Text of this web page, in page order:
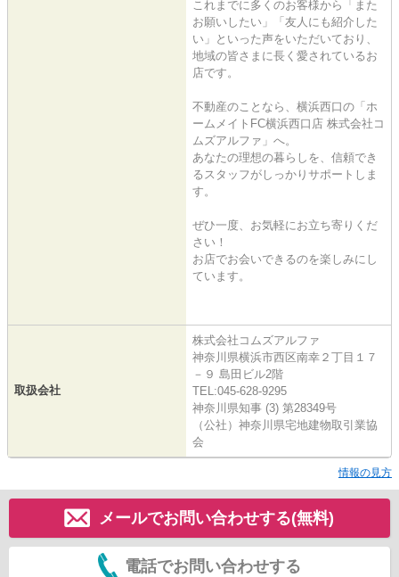
これまでに多くのお客様から「また
お願いしたい」「友人にも紹介した
い」といった声をいただいており、
地域の皆さまに長く愛されているお
店です。
不動産のことなら、横浜西口の「ホ
ームメイトFC横浜西口店 株式会社コ
ムズアルファ」へ。
あなたの理想の暮らしを、信頼でき
るスタッフがしっかりサポートしま
す。
ぜひ一度、お気軽にお立ち寄りくだ
さい！
お店でお会いできるのを楽しみにし
ています。
取扱会社
株式会社コムズアルファ
神奈川県横浜市西区南幸２丁目１７
－９ 島田ビル2階
TEL:045-628-9295
神奈川県知事 (3) 第28349号
（公社）神奈川県宅地建物取引業協
会
情報の見方
メールでお問い合わせする(無料)
電話でお問い合わせする